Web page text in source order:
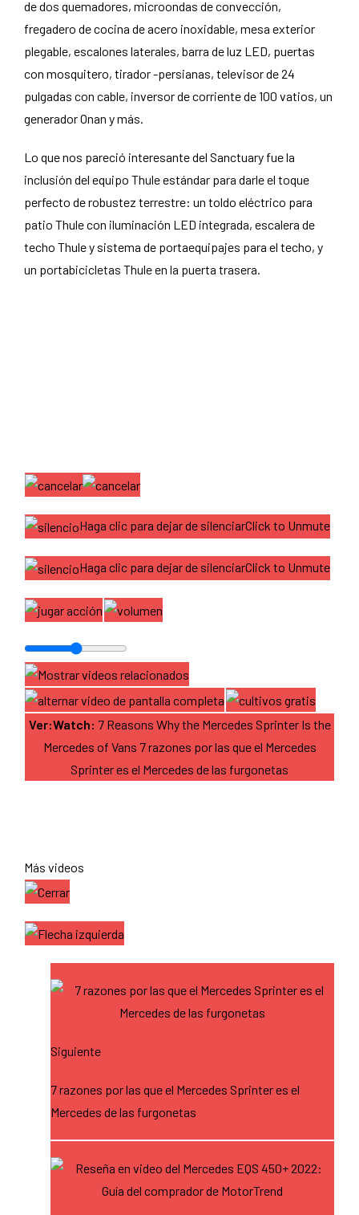
de dos quemadores, microondas de convección,
fregadero de cocina de acero inoxidable, mesa exterior
plegable, escalones laterales, barra de luz LED, puertas
con mosquitero, tirador -persianas, televisor de 24
pulgadas con cable, inversor de corriente de 100 vatios, un
generador Onan y más.
Lo que nos pareció interesante del Sanctuary fue la
inclusión del equipo Thule estándar para darle el toque
perfecto de robustez terrestre: un toldo eléctrico para
patio Thule con iluminación LED integrada, escalera de
techo Thule y sistema de portaequipajes para el techo, y
un portabicicletas Thule en la puerta trasera.
Haga clic para dejar de silenciarClick to Unmute
Haga clic para dejar de silenciarClick to Unmute
Ver:Watch: 7 Reasons Why the Mercedes Sprinter Is the
Mercedes of Vans 7 razones por las que el Mercedes
Sprinter es el Mercedes de las furgonetas
Más videos
Siguiente
7 razones por las que el Mercedes Sprinter es el
Mercedes de las furgonetas